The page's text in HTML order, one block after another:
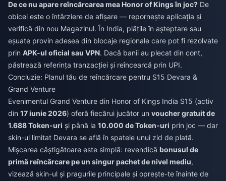
De ce nu apare reîncărcarea mea Honor of Kings în joc? De
obicei este o întârziere de afișare — repornește aplicația și
verifică din nou Magazinul. În India, plățile în așteptare sau
eșuate provin adesea din blocaje regionale care pot fi rezolvate
prin APK-ul oficial sau VPN. Dacă banii au plecat din cont,
păstrează referința tranzacției și reîncearcă prin UPI.
Concluzie: Planul tău de reîncărcare pentru S15 Devara &
Grand Venture
Evenimentul Grand Venture din Honor of Kings India S15 (activ
din 17 iunie 2026) oferă fiecărui jucător un voucher gratuit de
1.688 Token-uri și până la 10.000 de Token-uri prin joc — dar
skin-ul limitat Devara se află în spatele unui zid de plată.
Mișcarea câștigătoare este simplă: revendică bonusul de
primă reîncărcare pe un singur pachet de nivel mediu,
vizează skin-ul și pragurile principale și oprește-te înainte de